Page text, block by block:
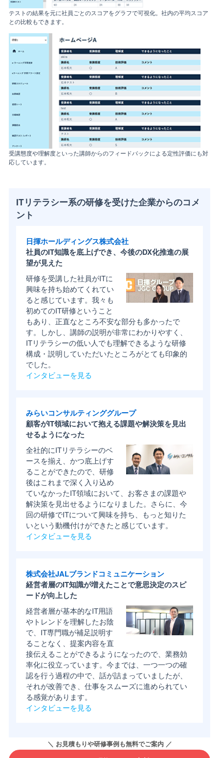
テストの結果を元に社員ごとのスコアをグラフで可視化。社内の平均スコア
との比較もできます。
受講態度や理解度といった講師からのフィードバックによる定性評価にも対
応しています。
ITリテラシー系の研修を受けた企業からのコメ
ント
日揮ホールディングス株式会社
社員のIT知識を底上げでき、今後のDX化推進の展
望が見えた
研修を受講した社員がITに
興味を持ち始めてくれてい
ると感じています。我々も
初めてのIT研修ということ
もあり、正直なところ不安な部分も多かったで
す。しかし、講師の説明が非常にわかりやすく、
ITリテラシーの低い人でも理解できるような研修
構成・説明していただいたところがとても印象的
でした。
インタビューを見る
みらいコンサルティンググループ
顧客がIT領域において抱える課題や解決策を見出
せるようになった
全社的にITリテラシーのベ
ースを揃え、かつ底上げす
ることができたので、研修
後はこれまで深く入り込め
ていなかったIT領域において、お客さまの課題や
解決策を見出せるようになりました。さらに、今
回の研修でITについて興味を持ち、もっと知りた
いという動機付けができたと感じています。
インタビューを見る
株式会社JALブランドコミュニケーション
経営者層のIT知識が増えたことで意思決定のスピ
ードが向上した
経営者層が基本的なIT用語
やトレンドを理解したお陰
で、IT専門職が補足説明す
ることなく、提案内容を直
接伝えることができるようになったので、業務効
率化に役立っています。今までは、一つ一つの確
認を行う過程の中で、話が詰まっていましたが、
それが改善でき、仕事をスムーズに進められてい
る感覚があります。
インタビューを見る